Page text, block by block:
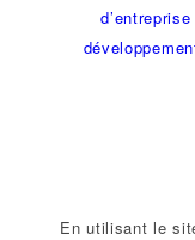
En utilisant le